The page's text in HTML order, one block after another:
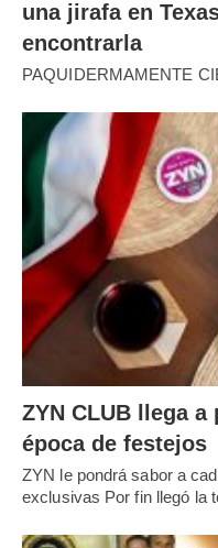
una jirafa en
encontrarla
PAQUIDERMAMENTE
ZYN CLUB llega
época de festejos
ZYN le pondrá sabor a
exclusivas Por fin llegó la